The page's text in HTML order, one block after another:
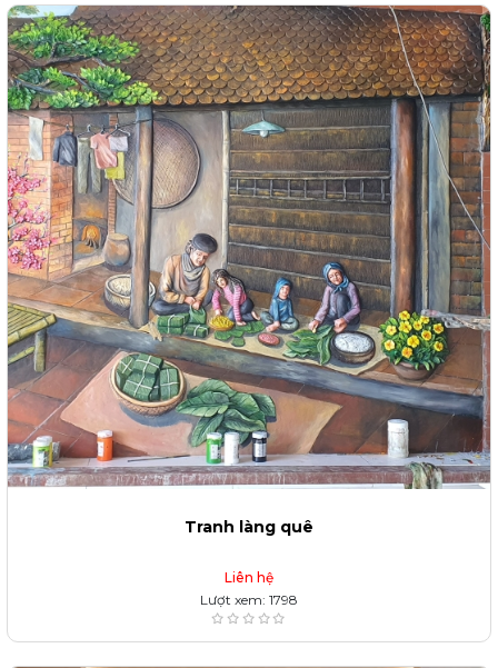
Tranh làng quê
Liên hệ
Lượt xem: 1798